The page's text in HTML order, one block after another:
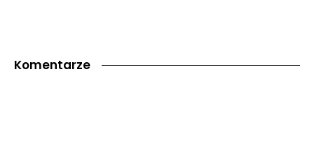
Komentarze